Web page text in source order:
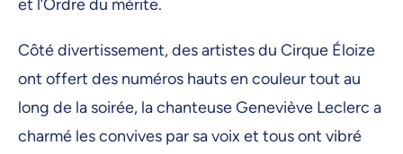
et l’Ordre du mérite.
Côté divertissement, des artistes du Cirque Éloize
ont offert des numéros hauts en couleur tout au
long de la soirée, la chanteuse Geneviève Leclerc a
charmé les convives par sa voix et tous ont vibré